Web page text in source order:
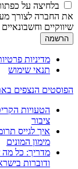
בלחיצה על
את החברה לצורך
שיווקיים
מדיניות
תנאי שימוש
הפוסטים הנצפים
הטעויות
ציבור
איך לגייס
מימון המונים
מדריך: כל מה
ודוברות